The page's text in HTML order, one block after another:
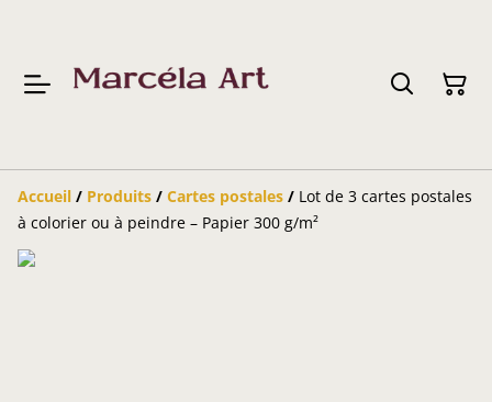
Accueil / Produits / Cartes postales / Lot de 3 cartes postales
à colorier ou à peindre – Papier 300 g/m²